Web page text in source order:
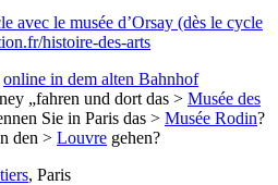
avec le musée d’Orsay (dès le cycle
histoire-des-arts
online in dem alten Bahnhof
„fahren und dort das > Musée des
Sie in Paris das > Musée Rodin?
den > Louvre gehen?
, Paris